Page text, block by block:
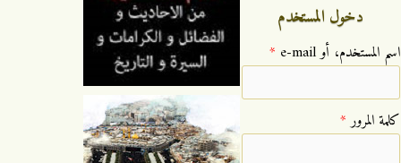
دخول المستخدم
‏اسم المستخدم، أو e-mail ‏ *
‏كلمة المرور ‏*